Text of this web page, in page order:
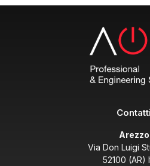
Contatti
Arezzo
Via Don Luigi
52100 (AR)